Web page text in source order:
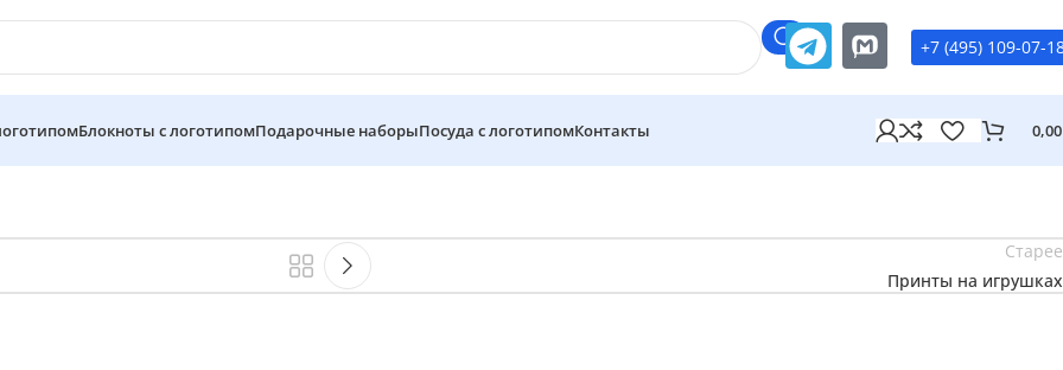
+7 (495) 109-07-
Блокноты с логотипомПодарочные наборыПосуда с логотипомКонтакты
Старее
Принты на игрушках